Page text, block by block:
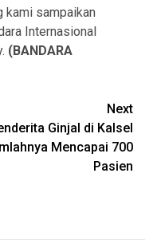
kami sampaikan
Internasional
(BANDARA
Next
Ginjal di Kalsel
Mencapai 700
Pasien